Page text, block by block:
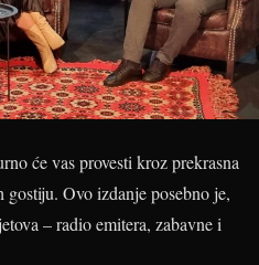
će vas provesti kroz prekrasna
gostiju. Ovo izdanje posebno je,
– radio emitera, zabavne i